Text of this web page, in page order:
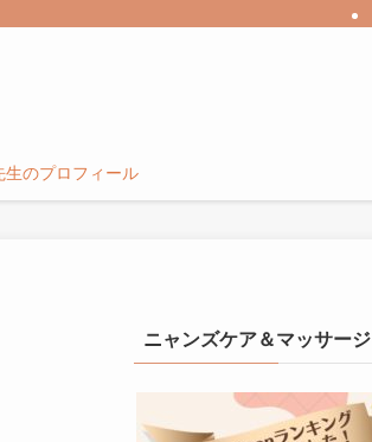
生のプロフィール
ニャンズケア＆マッサージ